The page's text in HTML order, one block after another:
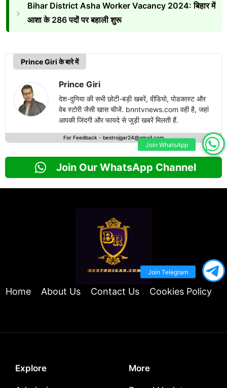
Bihar District Asha Worker Vacancy 2024: बिहार में
आशा के 286 पदों पर बहाली शुरू
Prince Giri के बारे में
Prince Giri
देश-दुनिया की सभी छोटी-बड़ी खबरें, वीडियो, पोडकास्ट और
वेब स्टोरी जैसी खास चीजें. bnntvnews.com वही है, जहां
आपकी जिंदगी और फायदे से जुड़ी खबरें मिलती हैं.
For Feedback - bestrojgar24@gmail.com
Join Our WhatsApp Channel
Home About Us Contact Us Cookies Policy
Explore More
Join WhatsApp
Join Telegram